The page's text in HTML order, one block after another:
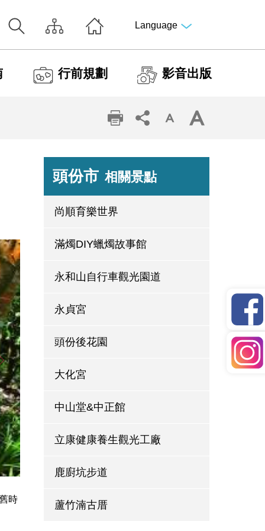
Language
行前規劃 影音出版
時
頭份市 相關景點
尚順育樂世界
滿燭DIY蠟燭故事館
永和山自行車觀光園道
永貞宮
頭份後花園
大化宮
中山堂&中正館
立康健康養生觀光工廠
鹿廚坑步道
蘆竹湳古厝